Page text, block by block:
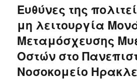
Next
post:
Ευθύνες της
μη λειτουργία
Μεταμόσχευσης
Οστών στο
Νοσοκομείο